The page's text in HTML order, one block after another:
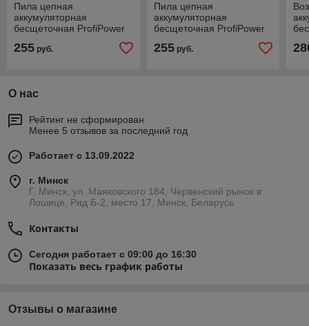
Пила цепная
аккумуляторная
бесщеточная ProfiPower
MKDUC-18V (1 АКБ 4 А/ч,
шина 30 см) E0114
255 руб.
Пила цепная
аккумуляторная
бесщеточная ProfiPower
MKDUC-18V (1 АКБ 4 А/ч,
шина 30 см) E0114
255руб.
О нас
Рейтинг не сформирован
Менее 5 отзывов за последний год
Работает с 13.09.2022
г. Минск
Г. Минск, ул. Маяковского 184, Червенский рынок в
Лошице, Ряд Б-2, место 17, Минск, Беларусь
Контакты
Сегодня работает с 09:00 до 16:30
Показать весь график работы
Отзывы о магазине